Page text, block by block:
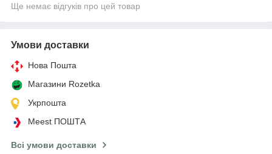
Ще немає відгуків про цей товар
Умови доставки
Нова Пошта
Магазини Rozetka
Укрпошта
Meest ПОШТА
Всі умови доставки